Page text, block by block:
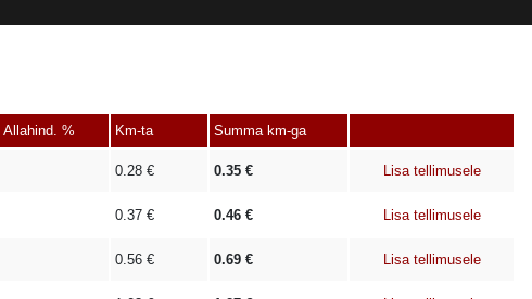
Allahind. % Km-ta Summa km-ga
0.28 € 0.35 € Lisa tellimusele
0.37 € 0.46 € Lisa tellimusele
0.56 € 0.69 € Lisa tellimusele